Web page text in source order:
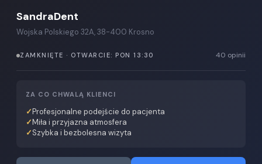
SandraDent
Wojska Polskiego 32A, 38-400 Krosno
ZAMKNIĘTE · OTWARCIE: PON 13:30 40 opinii
ZA CO CHWALĄ KLIENCI
Profesjonalne podejście do pacjenta
Miła i przyjazna atmosfera
Szybka i bezbolesna wizyta